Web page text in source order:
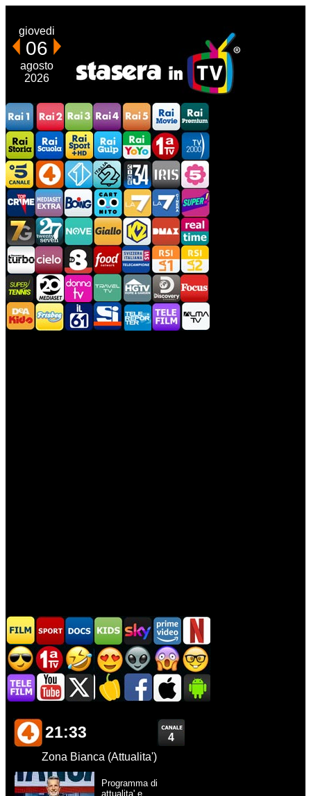
giovedi
06
agosto
2026
21:33
4
Zona Bianca (Attualita')
Programma di
attualita' e